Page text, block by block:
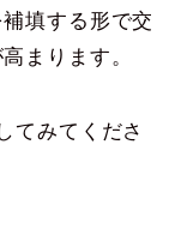
填する形で交
まります。
てみてくださ